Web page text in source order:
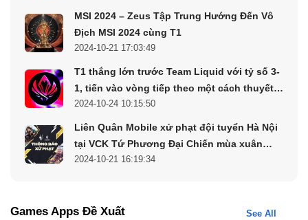
MSI 2024 – Zeus Tập Trung Hướng Đến Vô
Địch MSI 2024 cùng T1
2024-10-21 17:03:49
T1 thắng lớn trước Team Liquid với tỷ số 3-
1, tiến vào vòng tiếp theo một cách thuyết
phục
2024-10-24 10:15:50
Liên Quân Mobile xử phạt đội tuyển Hà Nội
tại VCK Tứ Phương Đại Chiến mùa xuân
2024
2024-10-21 16:19:34
Games Apps Đề Xuất See All